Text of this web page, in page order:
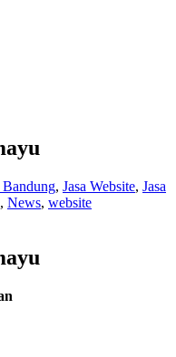
Bandung, Jasa Website, Jasa
, News, website